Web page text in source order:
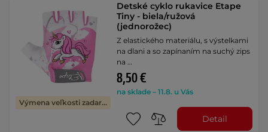
Výmena veľkosti zadarmo
Detské cyklo rukavice Etape
Tiny - biela/ružová
(jednorožec)
Z elastického materiálu, s výstelkami
na dlani a so zapínaním na suchý zips
na …
8,50 €
na sklade – 11.8. u Vás
Detail